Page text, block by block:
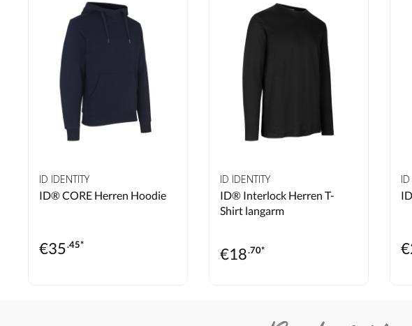
ID IDENTITY
ID® CORE Herren Hoodie
€35.45*
ID IDENTITY
ID® Interlock Herren T-
Shirt langarm
€18.70* €